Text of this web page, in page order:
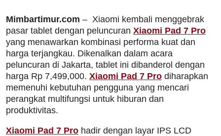
Mimbartimur.com – Xiaomi kembali menggebrak
pasar tablet dengan peluncuran Xiaomi Pad 7 Pro
yang menawarkan kombinasi performa kuat dan
harga terjangkau. Dikenalkan dalam acara
peluncuran di Jakarta, tablet ini dibanderol dengan
harga Rp 7,499,000. Xiaomi Pad 7 Pro diharapkan
memenuhi kebutuhan pengguna yang mencari
perangkat multifungsi untuk hiburan dan
produktivitas.
Xiaomi Pad 7 Pro hadir dengan layar IPS LCD